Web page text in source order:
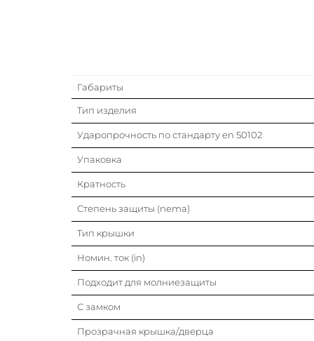
Габариты
Тип изделия
Ударопрочность по стандарту en 50102
Упаковка
Кратность
Степень защиты (nema)
Тип крышки
Номин. ток (in)
Подходит для молниезащиты
С замком
Прозрачная крышка/дверца